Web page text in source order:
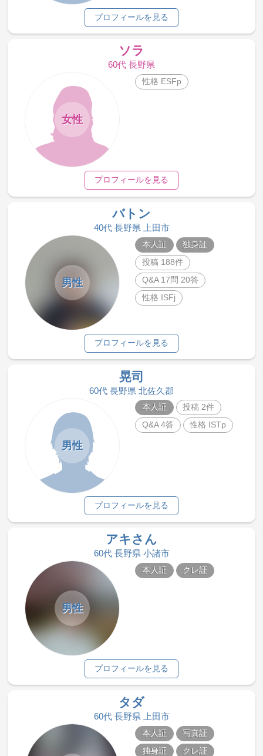
プロフィールを見る
ソラ
60代 長野県
女性
性格 ESFp
プロフィールを見る
バトン
40代 長野県 上田市
男性
本人証
独身証
投稿 188件
Q&A 17問 20答
性格 ISFj
プロフィールを見る
晃司
60代 長野県 北佐久郡
男性
本人証
投稿 2件
Q&A 4答
性格 ISTp
プロフィールを見る
アキさん
60代 長野県 小諸市
男性
本人証 クレ証
プロフィールを見る
タダ
60代 長野県 上田市
本人証
写真証
独身証
クレ証